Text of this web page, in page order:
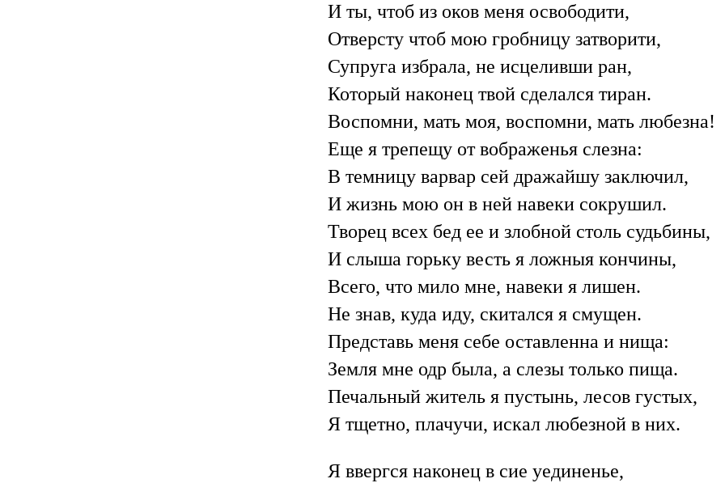
И ты, чтоб из оков меня освободити,
Отверсту чтоб мою гробницу затворити,
Супруга избрала, не исцеливши ран,
Который наконец твой сделался тиран.
Воспомни, мать моя, воспомни, мать любезна!
Еще я трепещу от вображенья слезна:
В темницу варвар сей дражайшу заключил,
И жизнь мою он в ней навеки сокрушил.
Творец всех бед ее и злобной столь судьбины,
И слыша горьку весть я ложныя кончины,
Всего, что мило мне, навеки я лишен.
Не знав, куда иду, скитался я смущен.
Представь меня себе оставленна и нища:
Земля мне одр была, а слезы только пища.
Печальный житель я пустынь, лесов густых,
Я тщетно, плачучи, искал любезной в них.
Я ввергся наконец в сие уединенье,